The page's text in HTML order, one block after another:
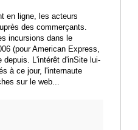
en ligne, les acteurs
des commerçants.
incursions dans le
(pour American Express,
depuis. L'intérêt d'inSite lui-
à ce jour, l'internaute
sur le web...